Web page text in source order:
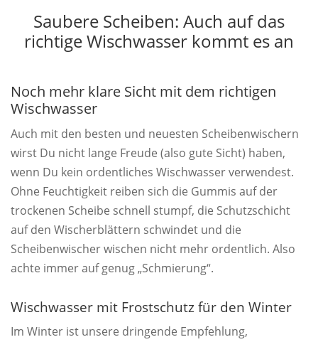
Saubere Scheiben: Auch auf das
richtige Wischwasser kommt es an
Noch mehr klare Sicht mit dem richtigen
Wischwasser
Auch mit den besten und neuesten Scheibenwischern
wirst Du nicht lange Freude (also gute Sicht) haben,
wenn Du kein ordentliches Wischwasser verwendest.
Ohne Feuchtigkeit reiben sich die Gummis auf der
trockenen Scheibe schnell stumpf, die Schutzschicht
auf den Wischerblättern schwindet und die
Scheibenwischer wischen nicht mehr ordentlich. Also
achte immer auf genug „Schmierung“.
Wischwasser mit Frostschutz für den Winter
Im Winter ist unsere dringende Empfehlung,